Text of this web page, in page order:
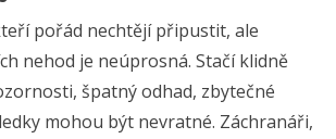
pořád nechtějí připustit, ale
nehod je neúprosná. Stačí klidně
špatný odhad, zbytečné
mohou být nevratné. Záchranáři,